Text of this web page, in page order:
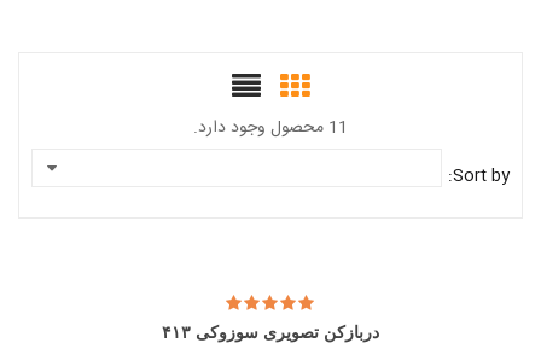
11 محصول وجود دارد.
Sort by:
دربازکن تصویری سوزوکی ۴۱۳